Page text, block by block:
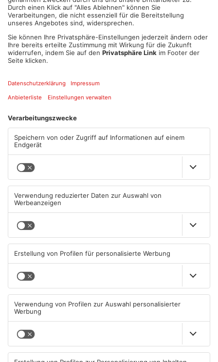
Artikel teilen
Mehr aus Main-
Kinzig-Kreis
TOPNEWS
Mann schießt in Neuberg mit
Schreckschusswaffe auf
Busfahrer
07.08.2026, 07:12 UHR IN MAIN-
Schwerer Unfall zwischen
Langenselbolder Dreieck und
07.08.2026, 07:07 UHR IN MAIN-